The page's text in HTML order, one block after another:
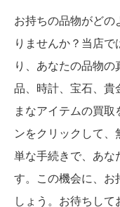
お持ちの品物がどの
りませんか？当店
り、あなたの品物の
品、時計、宝石、貴
まなアイテムの買取
ンをクリックして、
単な手続きで、あな
す。この機会に、お
しょう。お待ちして